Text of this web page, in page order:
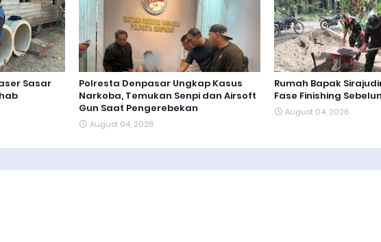
Sasar
Polresta Denpasar Ungkap Kasus
Narkoba, Temukan Senpi dan Airsoft
Gun Saat Pengerebekan
August 04, 2026
Rumah Bapak
Fase Finishing
August 04, 2026